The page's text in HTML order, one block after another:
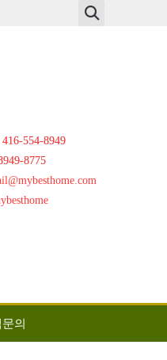
416-554-8949
8775
의